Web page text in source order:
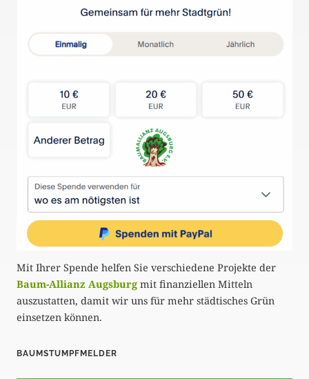
Mit Ihrer Spende helfen Sie verschiedene Projekte der
Baum-Allianz Augsburg mit finanziellen Mitteln
auszustatten, damit wir uns für mehr städtisches Grün
einsetzen können.
BAUMSTUMPFMELDER